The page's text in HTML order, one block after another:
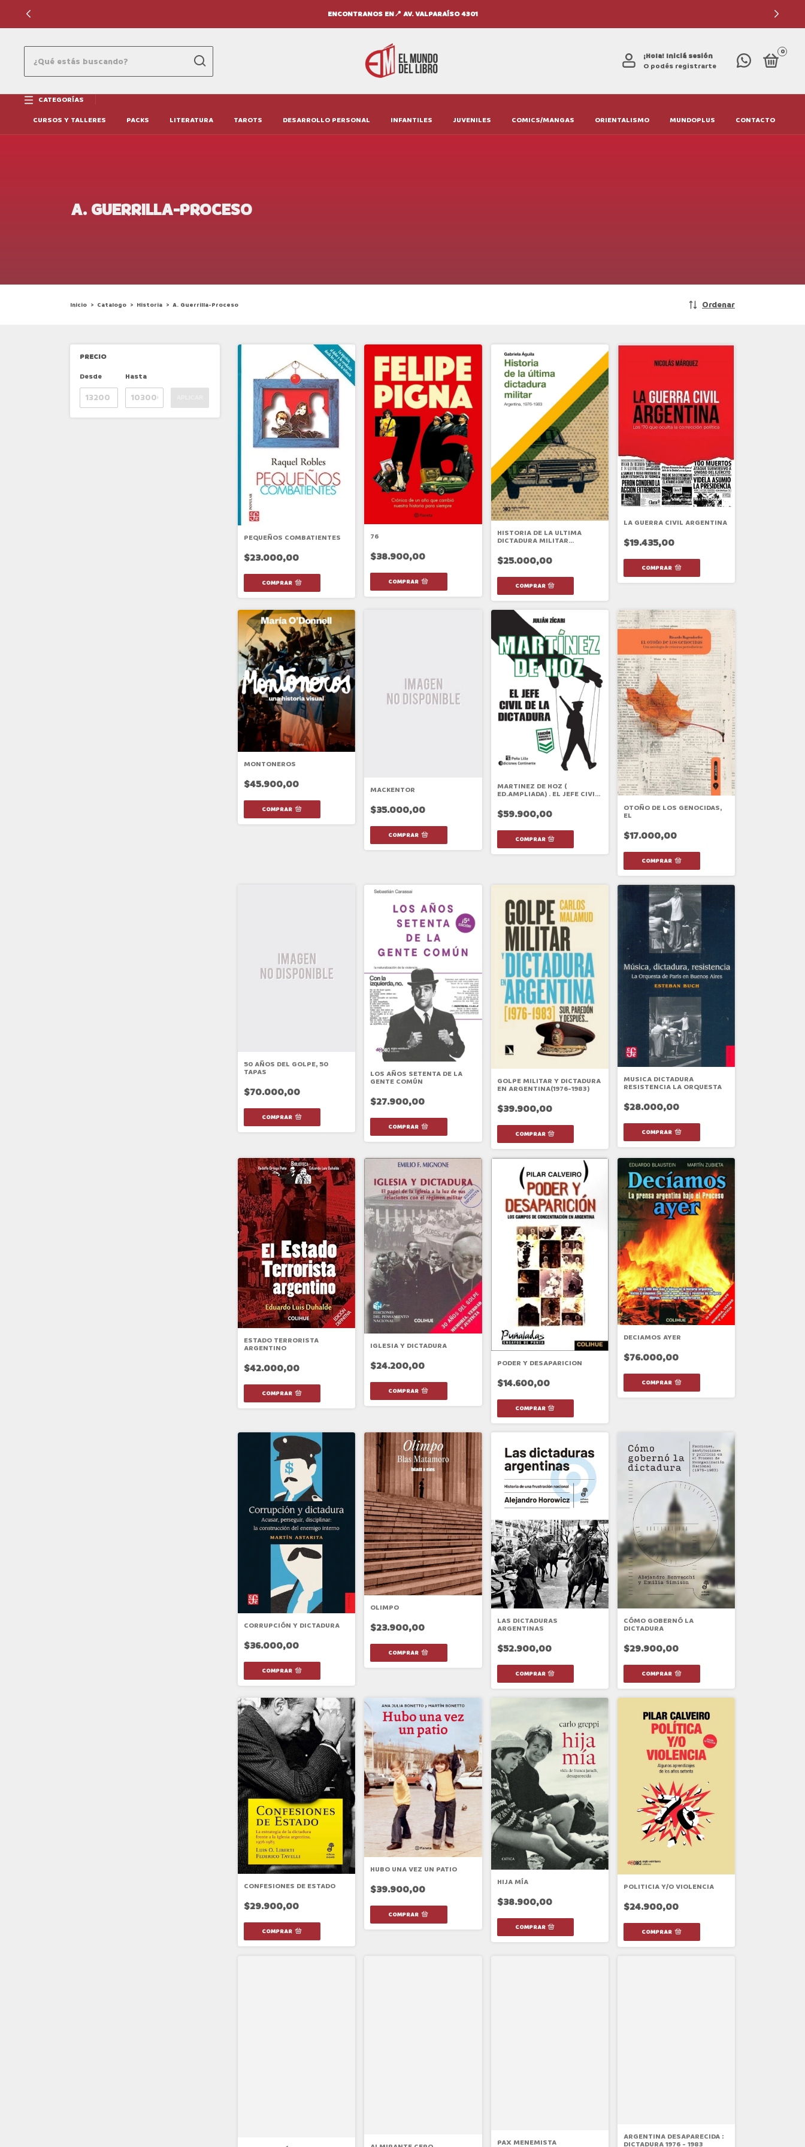
ENCONTRANOS EN📍 AV. VALPARAÍSO 4301
¡Hola! Iniciá sesión
O podés registrarte
0
CATEGORÍAS
CURSOS Y TALLERES
PACKS LITERATURA TAROTS DESARROLLO PERSONAL INFANTILES JUVENILES COMICS/MANGAS ORIENTALISMO MUNDOPLUS CONTACTO
A. GUERRILLA-PROCESO
Inicio > Catalogo > Historia > A. Guerrilla-Proceso Ordenar
PRECIO
Desde
Hasta
PEQUEÑOS COMBATIENTES
$23.000,00
76
$38.900,00
HISTORIA DE LA ULTIMA
DICTADURA MILITAR
$25.000,00
LA GUERRA CIVIL ARGENTINA
$19.435,00
MONTONEROS
$45.900,00 MACKENTOR
$35.000,00
MARTINEZ DE HOZ (
ED.AMPLIADA) . EL JEFE CIVIL
$59.900,00 OTOÑO DE LOS GENOCIDAS,
EL
$17.000,00
50 AÑOS DEL GOLPE, 50
TAPAS
$70.000,00
LOS AÑOS SETENTA DE LA
GENTE COMÚN
$27.900,00
GOLPE MILITAR Y DICTADURA
EN ARGENTINA(1976-1983)
$39.900,00
MUSICA DICTADURA
RESISTENCIA LA ORQUESTA
$28.000,00
ESTADO TERRORISTA
ARGENTINO
$42.000,00
IGLESIA Y DICTADURA
$24.200,00 PODER Y DESAPARICION
$14.600,00
DECIAMOS AYER
$76.000,00
CORRUPCIÓN Y DICTADURA
$36.000,00
OLIMPO
$23.900,00
LAS DICTADURAS
ARGENTINAS
$52.900,00
CÓMO GOBERNÓ LA
DICTADURA
$29.900,00
CONFESIONES DE ESTADO
$29.900,00
HUBO UNA VEZ UN PATIO
$39.900,00
HIJA MÍA
$38.900,00
POLITICIA Y/O VIOLENCIA
$24.900,00
PAX MENEMISTA
ARGENTINA DESAPARECIDA :
DICTADURA 1976 - 1983